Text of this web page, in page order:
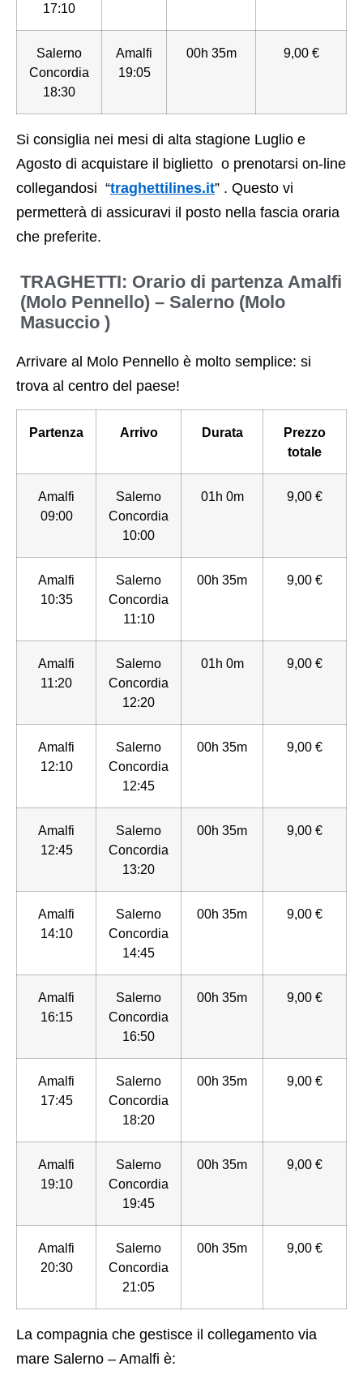
17:10
Salerno
Concordia
18:30
Amalfi
19:05
00h 35m 9,00 €
Si consiglia nei mesi di alta stagione Luglio e
Agosto di acquistare il biglietto o prenotarsi on-line
collegandosi “traghettilines.it” . Questo vi
permetterà di assicuravi il posto nella fascia oraria
che preferite.
TRAGHETTI: Orario di partenza Amalfi
(Molo Pennello) – Salerno (Molo
Masuccio )
Arrivare al Molo Pennello è molto semplice: si
trova al centro del paese!
Partenza Arrivo Durata
Prezzo
totale
Amalfi
09:00
Salerno
Concordia
10:00
01h 0m 9,00 €
Amalfi
10:35
Salerno
Concordia
11:10
00h 35m 9,00 €
Amalfi
11:20
Salerno
Concordia
12:20
01h 0m 9,00 €
Amalfi
12:10
Salerno
Concordia
12:45
00h 35m 9,00 €
Amalfi
12:45
Salerno
Concordia
13:20
00h 35m 9,00 €
Amalfi
14:10
Salerno
Concordia
14:45
00h 35m 9,00 €
Amalfi
16:15
Salerno
Concordia
16:50
00h 35m 9,00 €
Amalfi
17:45
Salerno
Concordia
18:20
00h 35m 9,00 €
Amalfi
19:10
Salerno
Concordia
19:45
00h 35m 9,00 €
Amalfi
20:30
Salerno
Concordia
21:05
00h 35m 9,00 €
La compagnia che gestisce il collegamento via
mare Salerno – Amalfi è: